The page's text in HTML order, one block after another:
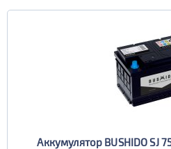
Аккумулятор BUSHIDO SJ